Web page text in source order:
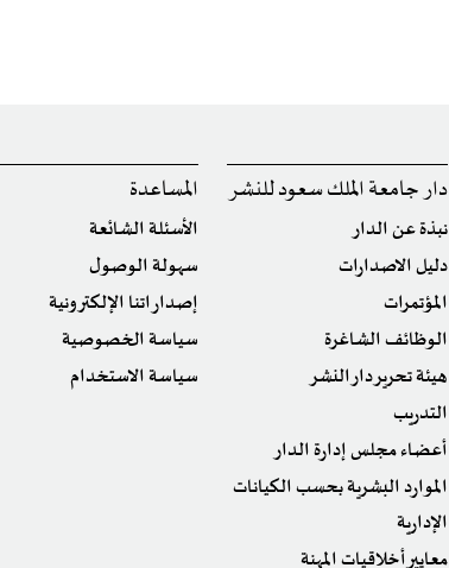
دار جامعة الملك سعود للنشر
نبذة عن الدار
دليل الاصدارات
المؤتمرات
الوظائف الشاغرة
هيئة تحرير دار النشر
التدريب
أعضاء مجلس إدارة الدار
الموارد البشرية بحسب الكيانات
الإدارية
معايير أخلاقيات المهنة
المساعدة
الأسئلة الشائعة
سهولة الوصول
إصداراتنا الإلكترونية
سياسة الخصوصية
سياسة الاستخدام